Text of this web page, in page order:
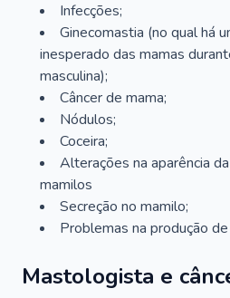
Infecções;
Ginecomastia (no qual há
inesperado das mamas
masculina);
Câncer de mama;
Nódulos;
Coceira;
Alterações na aparência
mamilos
Secreção no mamilo;
Problemas na produção
Mastologista e